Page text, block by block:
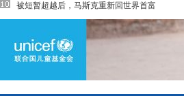
被短暂超越后，马斯克重新回世界首富